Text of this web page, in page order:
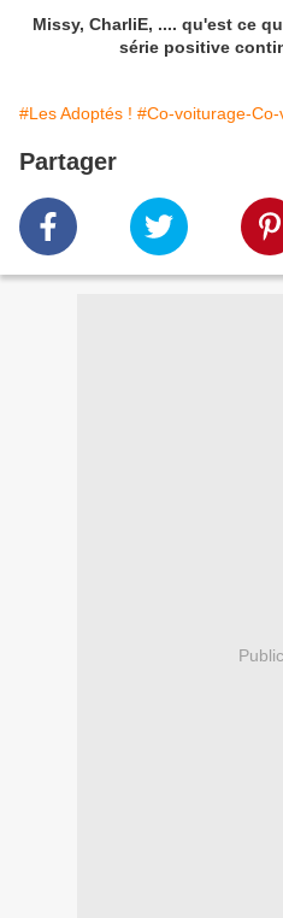
Missy, CharliE, .... qu'est ce
série positive
#Les Adoptés ! #Co-voiturage-
Partager